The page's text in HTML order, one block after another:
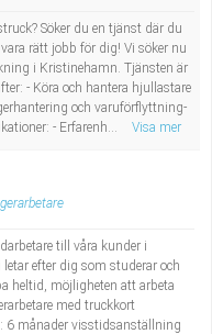
Söker du en tjänst där du
rätt jobb för dig! Vi söker nu
i Kristinehamn. Tjänsten är
- Köra och hantera hjullastare
och varuförflyttning-
- Erfarenh...
Visa mer
till våra kunder i
efter dig som studerar och
heltid, möjligheten att arbeta
med truckkort
månader visstidsanställning